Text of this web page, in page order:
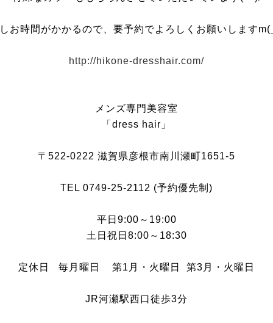
お時間がかかるので、要予約でよろしくお願いします
http://hikone-dresshair.com/
メンズ専門美容室
「dress hair」
〒522-0222 滋賀県彦根市南川瀬町1651-5
TEL 0749-25-2112 (予約優先制)
平日9:00～19:00
土日祝日8:00～18:30
定休日 毎月曜日 第1月・火曜日 第3月・火曜日
JR河瀬駅西口徒歩3分